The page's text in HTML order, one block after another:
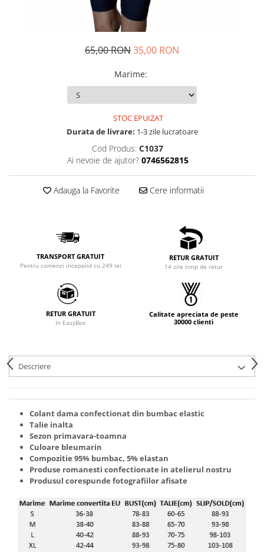
65,00 RON35,00 RON
Marime:
STOC EPUIZAT
Durata de livrare: 1-3 zile lucratoare
Cod Produs: C1037
Ai nevoie de ajutor? 0746562815
Adauga la Favorite Cere informatii
TRANSPORT GRATUIT
Pentru comenzi incepand cu 249 lei
RETUR GRATUIT
14 zile timp de retur
RETUR GRATUIT
In EasyBox
Calitate apreciata de peste
30000 clienti
Descriere
Colant dama confectionat din bumbac elastic
Talie inalta
Sezon primavara-toamna
Culoare bleumarin
Compozitie 95% bumbac, 5% elastan
Produse romanesti confectionate in atelierul nostru
Produsul corespunde fotografiilor afisate